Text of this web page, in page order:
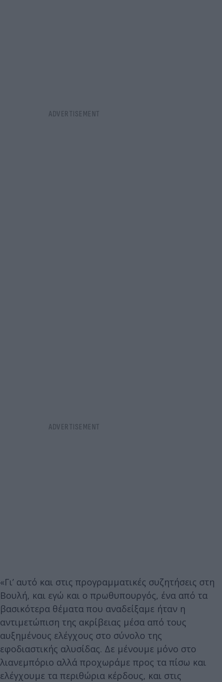
«Γι’ αυτό και στις προγραμματικές συζητήσεις στη
Βουλή, και εγώ και ο πρωθυπουργός, ένα από τα
βασικότερα θέματα που αναδείξαμε ήταν η
αντιμετώπιση της ακρίβειας μέσα από τους
αυξημένους ελέγχους στο σύνολο της
εφοδιαστικής αλυσίδας. Δε μένουμε μόνο στο
λιανεμπόριο αλλά προχωράμε προς τα πίσω και
ελέγχουμε τα περιθώρια κέρδους, και στις